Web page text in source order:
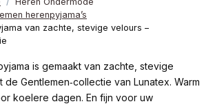
herenpyjama’s
van zachte, stevige velours –
is gemaakt van zachte, stevige
de Gentlemen‑collectie van Lunatex. Warm
koelere dagen. En fijn voor uw